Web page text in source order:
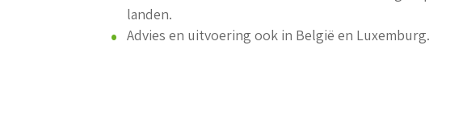
landen.
Advies en uitvoering ook in België en Luxemburg.